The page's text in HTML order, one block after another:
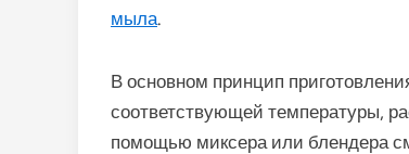
мыла.
В основном принцип
соответствующей температуры,
помощью миксера или блендера